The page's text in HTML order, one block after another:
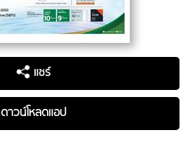
แชร์
ดาวน์โหลดแอป